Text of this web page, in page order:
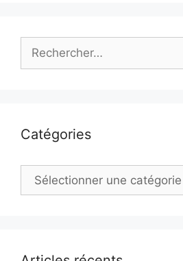
Catégories
Catégories